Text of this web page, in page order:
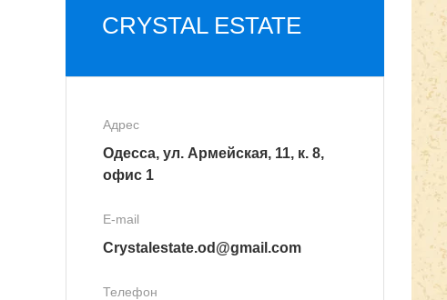
CRYSTAL ESTATE
Адрес
Одесса, ул. Армейская, 11, к. 8,
офис 1
E-mail
Crystalestate.od@gmail.com
Телефон